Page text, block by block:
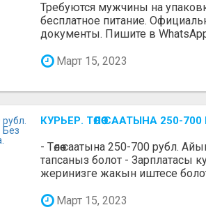
Требуются мужчины на
бесплатное питание.
документы. Пишите в
Март 15, 2023
КУРЬЕР. ТӨЛӨӨ СААТЫНА
- Төлөө саатына 250-700 рубл.
тапсаныз болот - Зарплатасы
жеринизге жакын иштесе
Март 15, 2023